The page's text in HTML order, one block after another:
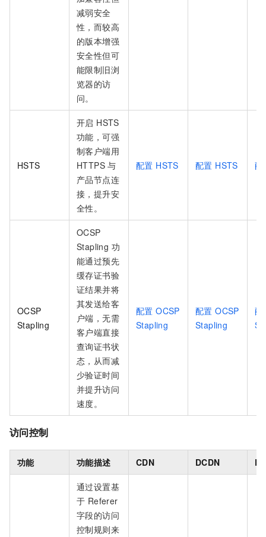
减弱安全
性，而较高
的版本增强
安全性但可
能限制旧浏
览器的访
问。
HSTS
开启 HSTS
功能，可强
制客户端用
HTTPS 与
产品节点连
接，提升安
全性。
配置 HSTS 配置 HSTS 配
OCSP
Stapling
OCSP
Stapling 功
能通过预先
缓存证书验
证结果并将
其发送给客
户端，无需
客户端直接
查询证书状
态，从而减
少验证时间
并提升访问
速度。
配置 OCSP
Stapling
配置 OCSP
Stapling
配
访问控制
功能 功能描述 CDN DCDN
通过设置基
于 Referer
字段的访问
控制规则来